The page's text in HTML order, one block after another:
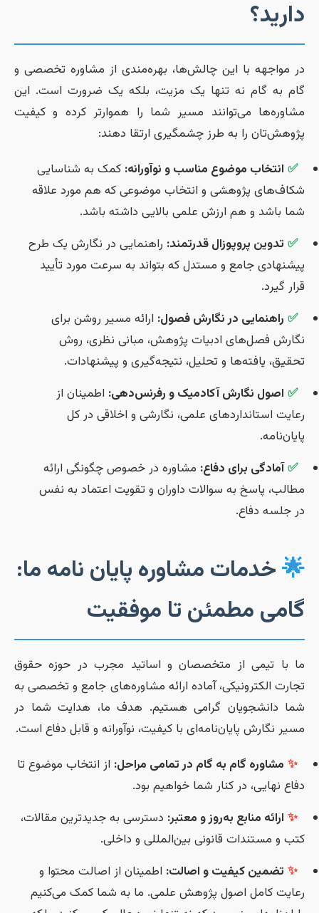
مواجهه با این چالش‌ها، بهره‌مندی از مشاوره تخصصی و
به گام نه تنها یک مزیت، بلکه یک ضرورت است. این
می‌توانند مسیر شما را هموارتر کرده و کیفیت
را به طرز چشمگیری ارتقا دهند:
✅
انتخاب موضوع مناسب و نوآورانه:کمک به شناسایی
پژوهشی و انتخاب موضوعی که هم مورد علاقه
باشد و هم ارزش علمی بالایی داشته باشد.
✅
تدوین پروپوزال قدرتمند:راهنمایی در نگارش یک طرح
جامع و مستدل که بتواند به سرعت مورد تأیید
گیرد.
✅
راهنمایی در نگارش فصول:ارائه مسیر روشن برای
فصل‌های ادبیات پژوهش، مبانی نظری، روش
یافته‌ها و تحلیل، نتیجه‌گیری و پیشنهادات.
✅
اصول نگارش آکادمیک و رفرنس‌دهی:اطمینان از
استانداردهای علمی، نگارشی و اخلاقی در کل
✅
آمادگی برای دفاع:مشاوره در خصوص چگونگی ارائه
پاسخ به سوالات داوران و تقویت اعتماد به نفس
جلسه دفاع.
خدمات مشاوره پایان نامه ما:
مطمئن تا موفقیت
با تیمی از متخصصان و اساتید مجرب در حوزه حقوق
الکترونیکی، آماده ارائه مشاوره‌های جامع و تخصصی به
دانشجویان گرامی هستیم. هدف ما، هدایت شما در
نگارش پایان‌نامه‌ای با کیفیت، نوآورانه و قابل دفاع است.
✨
مشاوره گام به گام در تمامی مراحل:از انتخاب موضوع تا
نهایی، در کنار شما خواهیم بود.
✨
ارائه منابع به‌روز و معتبر:دسترسی به جدیدترین مقالات،
و مستندات قانونی بین‌المللی و داخلی.
✨
تضمین کیفیت و اصالت:اطمینان از اصالت محتوا و
کامل اصول پژوهش علمی. ما به شما کمک می‌کنیم